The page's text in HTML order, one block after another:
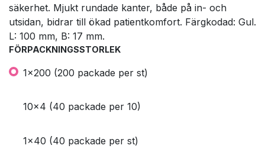
säkerhet. Mjukt rundade kanter, både på in- och
utsidan, bidrar till ökad patientkomfort. Färgkodad: Gul.
L: 100 mm, B: 17 mm.
FÖRPACKNINGSSTORLEK
1x200 (200 packade per st)
10x4 (40 packade per 10)
1x40 (40 packade per st)